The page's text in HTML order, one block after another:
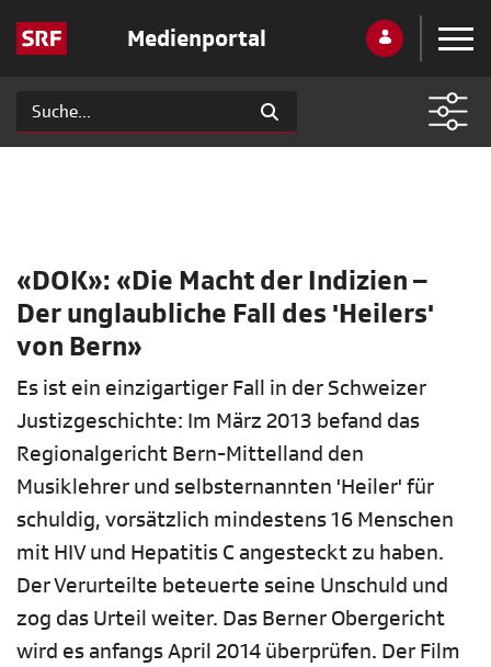
Medienportal
«DOK»: «Die Macht der Indizien –
Der unglaubliche Fall des 'Heilers'
von Bern»
Es ist ein einzigartiger Fall in der Schweizer
Justizgeschichte: Im März 2013 befand das
Regionalgericht Bern-Mittelland den
Musiklehrer und selbsternannten 'Heiler' für
schuldig, vorsätzlich mindestens 16 Menschen
mit HIV und Hepatitis C angesteckt zu haben.
Der Verurteilte beteuerte seine Unschuld und
zog das Urteil weiter. Das Berner Obergericht
wird es anfangs April 2014 überprüfen. Der Film